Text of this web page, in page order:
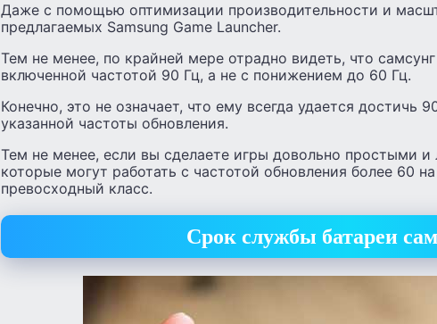
Даже с помощью оптимизации производительности и
предлагаемых Samsung Game Launcher.
Тем не менее, по крайней мере отрадно видеть, что
включенной частотой 90 Гц, а не с понижением до 60 Гц.
Конечно, это не означает, что ему всегда удается достичь
указанной частоты обновления.
Тем не менее, если вы сделаете игры довольно простыми и
которые могут работать с частотой обновления более 60
превосходный класс.
Срок службы батареи